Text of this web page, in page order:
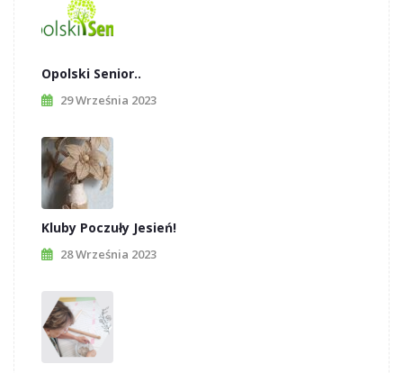
Opolski Senior..
29 Września 2023
Kluby Poczuły Jesień!
28 Września 2023